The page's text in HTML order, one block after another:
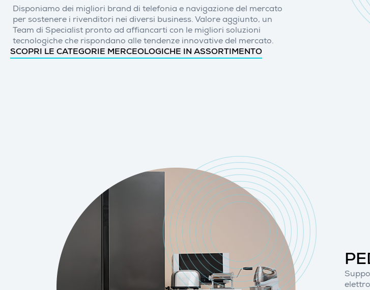
Disponiamo dei migliori brand di telefonia e navigazione del mercato
per sostenere i rivenditori nei diversi business. Valore aggiunto, un
Team di Specialist pronto ad affiancarti con le migliori soluzioni
tecnologiche che rispondano alle tendenze innovative del mercato.
SCOPRI LE CATEGORIE MERCEOLOGICHE IN ASSORTIMENTO